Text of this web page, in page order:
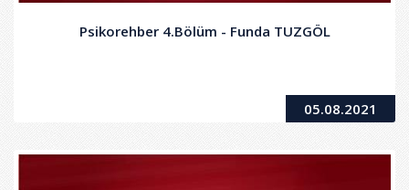
Psikorehber 4.Bölüm - Funda TUZGÖL
05.08.2021